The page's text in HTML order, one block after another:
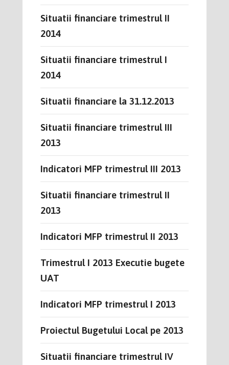
Situatii financiare trimestrul II
2014
Situatii financiare trimestrul I
2014
Situatii financiare la 31.12.2013
Situatii financiare trimestrul III
2013
Indicatori MFP trimestrul III 2013
Situatii financiare trimestrul II
2013
Indicatori MFP trimestrul II 2013
Trimestrul I 2013 Executie bugete
UAT
Indicatori MFP trimestrul I 2013
Proiectul Bugetului Local pe 2013
Situatii financiare trimestrul IV